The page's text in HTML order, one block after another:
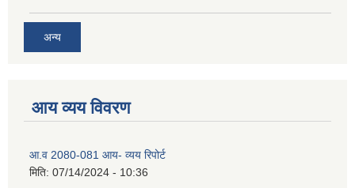
अन्य
आय व्यय विवरण
आ.व 2080-081 आय- व्यय रिपोर्ट
मिति: 07/14/2024 - 10:36